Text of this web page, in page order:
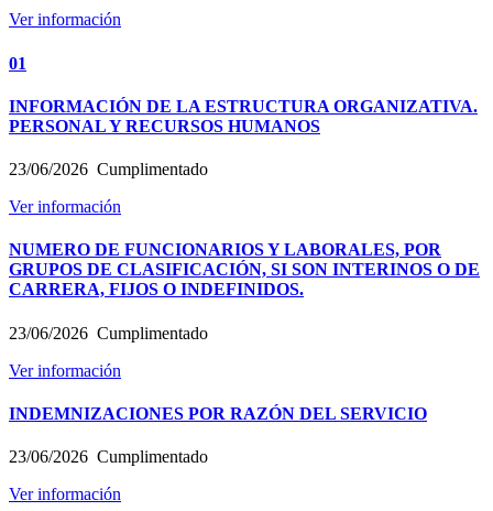
Ver información
01
INFORMACIÓN DE LA ESTRUCTURA ORGANIZATIVA.
PERSONAL Y RECURSOS HUMANOS
23/06/2026 Cumplimentado
Ver información
NUMERO DE FUNCIONARIOS Y LABORALES, POR
GRUPOS DE CLASIFICACIÓN, SI SON INTERINOS O DE
CARRERA, FIJOS O INDEFINIDOS.
23/06/2026 Cumplimentado
Ver información
INDEMNIZACIONES POR RAZÓN DEL SERVICIO
23/06/2026 Cumplimentado
Ver información